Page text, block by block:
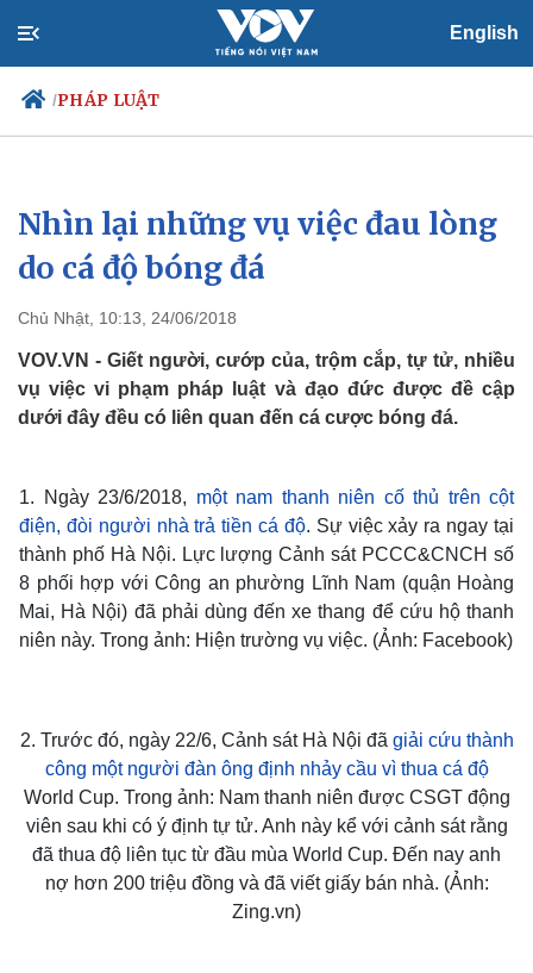
English
/PHÁP LUẬT
Chính trị
Đảng
Tổ chức nhân sự
Nhận diện sự thật
Xã hội
Việc làm
Biển đảo
Nhìn lại những vụ việc đau lòng
do cá độ bóng đá
Chủ Nhật, 10:13, 24/06/2018
VOV.VN - Giết người, cướp của, trộm cắp, tự tử, nhiều
vụ việc vi phạm pháp luật và đạo đức được đề cập
dưới đây đều có liên quan đến cá cược bóng đá.
1. Ngày 23/6/2018, một nam thanh niên cố thủ trên cột
điện, đòi người nhà trả tiền cá độ. Sự việc xảy ra ngay tại
thành phố Hà Nội. Lực lượng Cảnh sát PCCC&CNCH số
8 phối hợp với Công an phường Lĩnh Nam (quận Hoàng
Mai, Hà Nội) đã phải dùng đến xe thang để cứu hộ thanh
niên này. Trong ảnh: Hiện trường vụ việc. (Ảnh: Facebook)
2. Trước đó, ngày 22/6, Cảnh sát Hà Nội đã giải cứu thành
công một người đàn ông định nhảy cầu vì thua cá độ
World Cup. Trong ảnh: Nam thanh niên được CSGT động
viên sau khi có ý định tự tử. Anh này kể với cảnh sát rằng
đã thua độ liên tục từ đầu mùa World Cup. Đến nay anh
nợ hơn 200 triệu đồng và đã viết giấy bán nhà. (Ảnh:
Zing.vn)